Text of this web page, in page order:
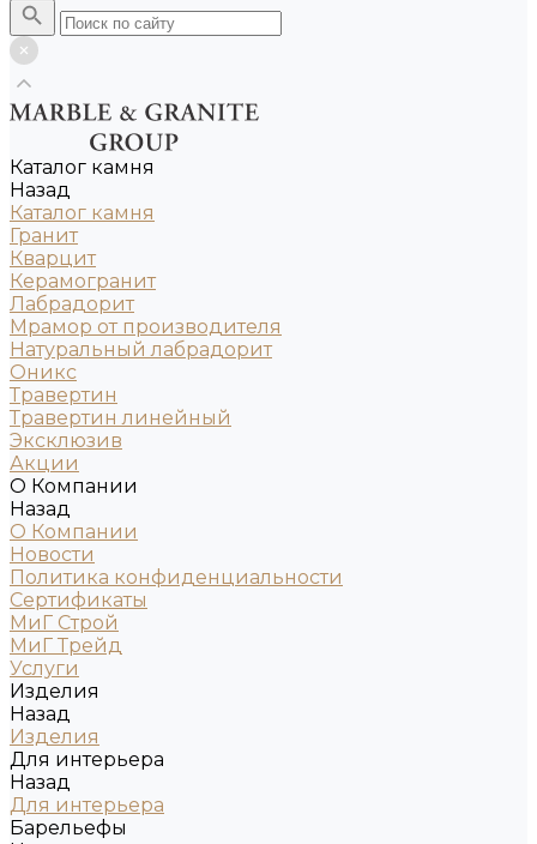
Каталог камня
Назад
Каталог камня
Гранит
Кварцит
Керамогранит
Лабрадорит
Мрамор от производителя
Натуральный лабрадорит
Оникс
Травертин
Травертин линейный
Эксклюзив
Акции
О Компании
Назад
О Компании
Новости
Политика конфиденциальности
Сертификаты
МиГ Строй
МиГ Трейд
Услуги
Изделия
Назад
Изделия
Для интерьера
Назад
Для интерьера
Барельефы